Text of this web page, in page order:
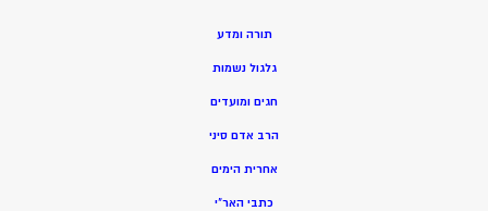
תורה ומדע
גלגול נשמות
חגים ומועדים
הרב אדם סיני
אחרית הימים
כתבי האר”י